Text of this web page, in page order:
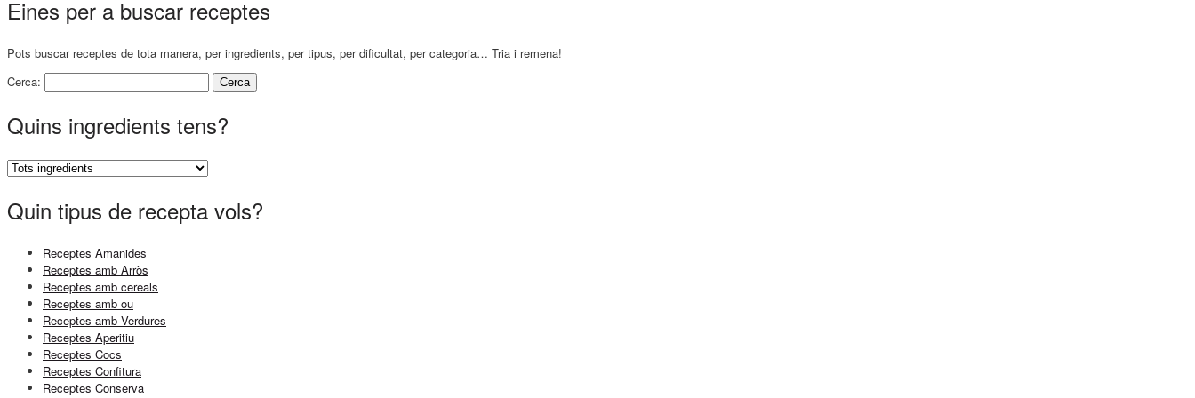
Eines per a buscar receptes
Pots buscar receptes de tota manera, per ingredients, per tipus, per dificultat, per categoria… Tria i remena!
Cerca:
Quins ingredients tens?
Quin tipus de recepta vols?
Receptes Amanides
Receptes amb Arròs
Receptes amb cereals
Receptes amb ou
Receptes amb Verdures
Receptes Aperitiu
Receptes Cocs
Receptes Confitura
Receptes Conserva